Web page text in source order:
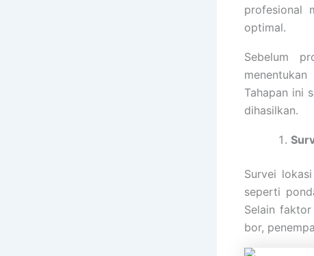
profesional
optimal.
Sebelum
Tahapan ini
dihasilkan.
Survei
seperti
Selain
bor,